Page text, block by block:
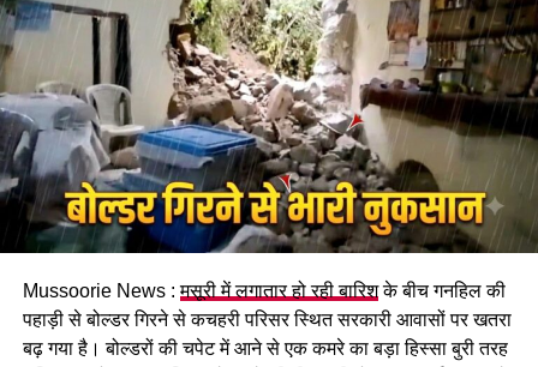
पढ़े धामी कैबिनेट के प्रमुख फैसले
GST संशोधित अध्यादेश को मंजूरी।
नैनीताल हाईकोर्ट के लिए हल्द्वानी गौलापार में 30 हेक्टेयर जमीन
Mussoorie News :मसूरी में लगातार हो रही बारिशके बीच गनहिल की
पहाड़ी से बोल्डर गिरने से कचहरी परिसर स्थित सरकारी आवासों पर खतरा
बढ़ गया है। बोल्डरों की चपेट में आने से एक कमरे का बड़ा हिस्सा बुरी तरह